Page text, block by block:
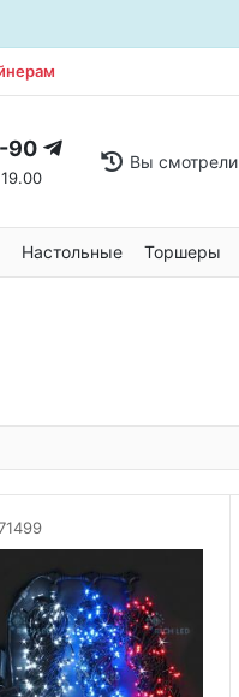
90 Вы смотрели
Настольные Торшеры